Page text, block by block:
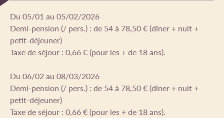
Du 05/01 au 05/02/2026
Demi-pension (/ pers.) : de 54 à 78,50 € (dîner + nuit +
petit-déjeuner)
Taxe de séjour : 0,66 € (pour les + de 18 ans).
Du 06/02 au 08/03/2026
Demi-pension (/ pers.) : de 54 à 78,50 € (dîner + nuit +
petit-déjeuner)
Taxe de séjour : 0,66 € (pour les + de 18 ans).